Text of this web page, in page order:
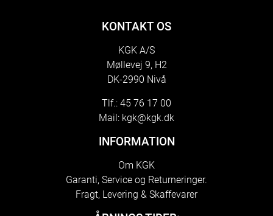
KONTAKT OS
KGK A/S
Møllevej 9, H2
DK-2990 Nivå
Tlf.: 45 76 17 00
Mail: kgk@kgk.dk
INFORMATION
Om KGK
Garanti, Service og Returneringer.
Fragt, Levering & Skaffevarer